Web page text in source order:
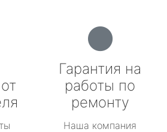
Гарантия на
работы по
ремонту
Наша компания